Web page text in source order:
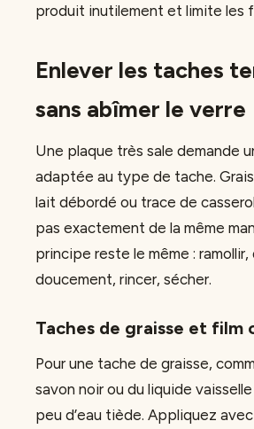
produit inutilement et limite les
Enlever les taches
sans abîmer le verre
Une plaque très sale demande
adaptée au type de tache.
lait débordé ou trace de
pas exactement de la même
principe reste le même : ramollir,
doucement, rincer, sécher.
Taches de graisse et film
Pour une tache de graisse,
savon noir ou du liquide
peu d’eau tiède. Appliquez